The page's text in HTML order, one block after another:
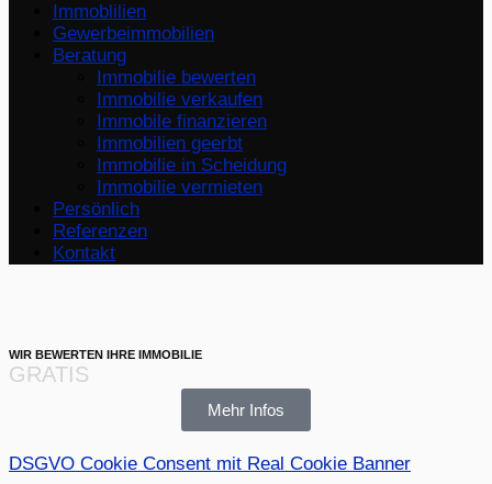
Navigation
umschalten
Immoblilien
Gewerbeimmobilien
Beratung
Immobilie bewerten
Immobilie verkaufen
Immobile finanzieren
Immobilien geerbt
Immobilie in Scheidung
Immobilie vermieten
Persönlich
Referenzen
Kontakt
WIR BEWERTEN IHRE IMMOBILIE
GRATIS
Mehr Infos
DSGVO Cookie Consent mit Real Cookie Banner